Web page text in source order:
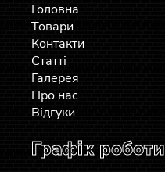
Головна
Товари
Контакти
Статті
Галерея
Про нас
Відгуки
Графік роботи